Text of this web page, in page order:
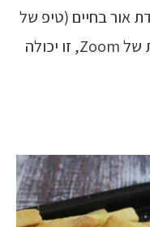
אור בחיים (טיפ של
אלופים: רכשו לעצמכם כמה מניות של Zoom, זו יכולה